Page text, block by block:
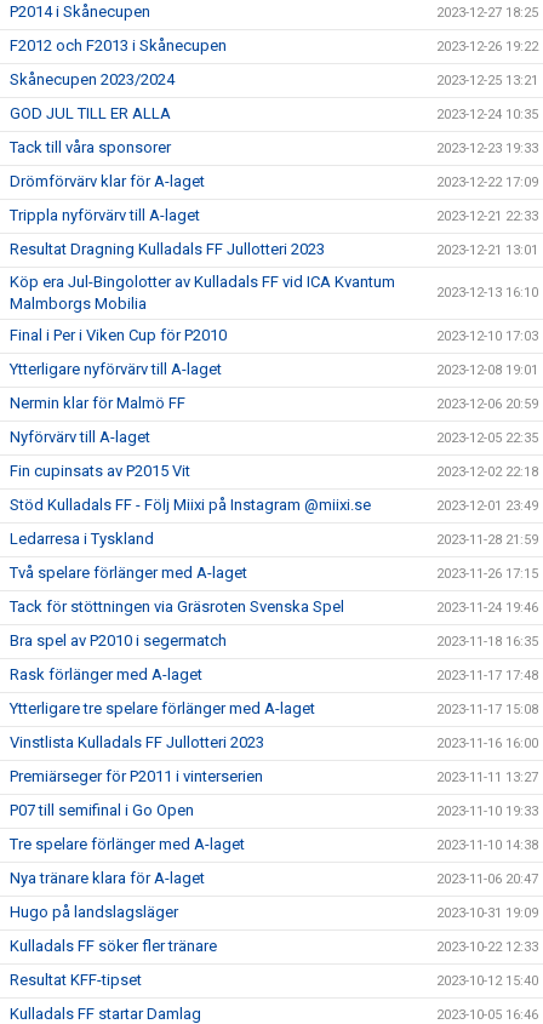
P2014 i Skånecupen 2023-12-27 18:25
F2012 och F2013 i Skånecupen 2023-12-26 19:22
Skånecupen 2023/2024 2023-12-25 13:21
GOD JUL TILL ER ALLA 2023-12-24 10:35
Tack till våra sponsorer 2023-12-23 19:33
Drömförvärv klar för A-laget 2023-12-22 17:09
Trippla nyförvärv till A-laget 2023-12-21 22:33
Resultat Dragning Kulladals FF Jullotteri 2023 2023-12-21 13:01
Köp era Jul-Bingolotter av Kulladals FF vid ICA Kvantum
Malmborgs Mobilia
2023-12-13 16:10
Final i Per i Viken Cup för P2010 2023-12-10 17:03
Ytterligare nyförvärv till A-laget 2023-12-08 19:01
Nermin klar för Malmö FF 2023-12-06 20:59
Nyförvärv till A-laget 2023-12-05 22:35
Fin cupinsats av P2015 Vit 2023-12-02 22:18
Stöd Kulladals FF - Följ Miixi på Instagram @miixi.se 2023-12-01 23:49
Ledarresa i Tyskland 2023-11-28 21:59
Två spelare förlänger med A-laget 2023-11-26 17:15
Tack för stöttningen via Gräsroten Svenska Spel 2023-11-24 19:46
Bra spel av P2010 i segermatch 2023-11-18 16:35
Rask förlänger med A-laget 2023-11-17 17:48
Ytterligare tre spelare förlänger med A-laget 2023-11-17 15:08
Vinstlista Kulladals FF Jullotteri 2023 2023-11-16 16:00
Premiärseger för P2011 i vinterserien 2023-11-11 13:27
P07 till semifinal i Go Open 2023-11-10 19:33
Tre spelare förlänger med A-laget 2023-11-10 14:38
Nya tränare klara för A-laget 2023-11-06 20:47
Hugo på landslagsläger 2023-10-31 19:09
Kulladals FF söker fler tränare 2023-10-22 12:33
Resultat KFF-tipset 2023-10-12 15:40
Kulladals FF startar Damlag 2023-10-05 16:46